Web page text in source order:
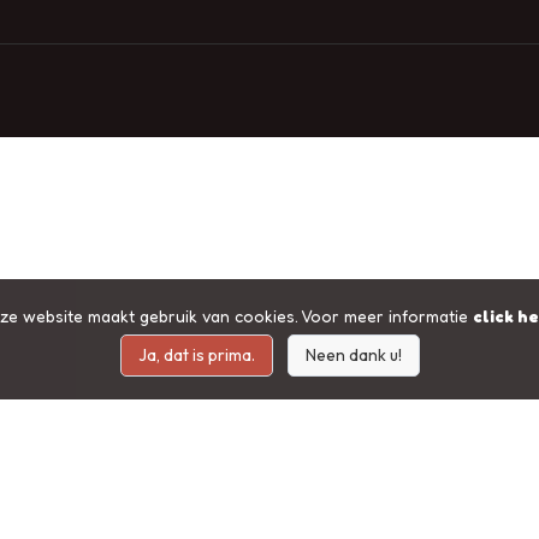
website maakt gebruik van cookies. Voor meer informatie click
Ja, dat is prima. Neen dank u!